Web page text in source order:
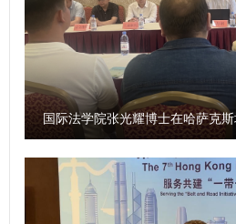
院、经济法学院（知识产权学院）
院）、国家安全学院（反恐怖主义
安全法学院）、外国语学院、图书
检察司法研究中心、中亚法律查明
非洲研究院、北大法宝西安分公司
共计140余人参加会议。 （供稿：
审核：孙学龙）
的司法实践沃土，紧扣陕西开放型
求，优势互补，深度融合，积极推
在创新培养模式、强化实践教学、
究、拓展国际合作五个方面重点推
人才培养、科学研究、社会服务、
台，为国家高水平开放和民族复兴
了《协议》的主要内容，即以“加
双向交流与合作，实现资源共享，
人才”为合作总则，通过共建协同培